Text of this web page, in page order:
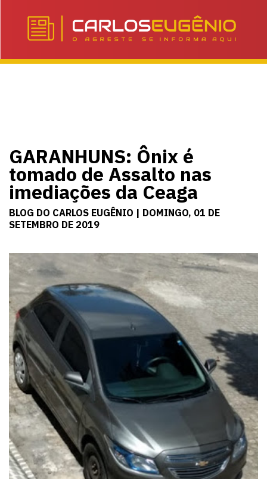
GARANHUNS: Ônix é
tomado de Assalto nas
imediações da Ceaga
BLOG DO CARLOS EUGÊNIO | DOMINGO, 01 DE
SETEMBRO DE 2019